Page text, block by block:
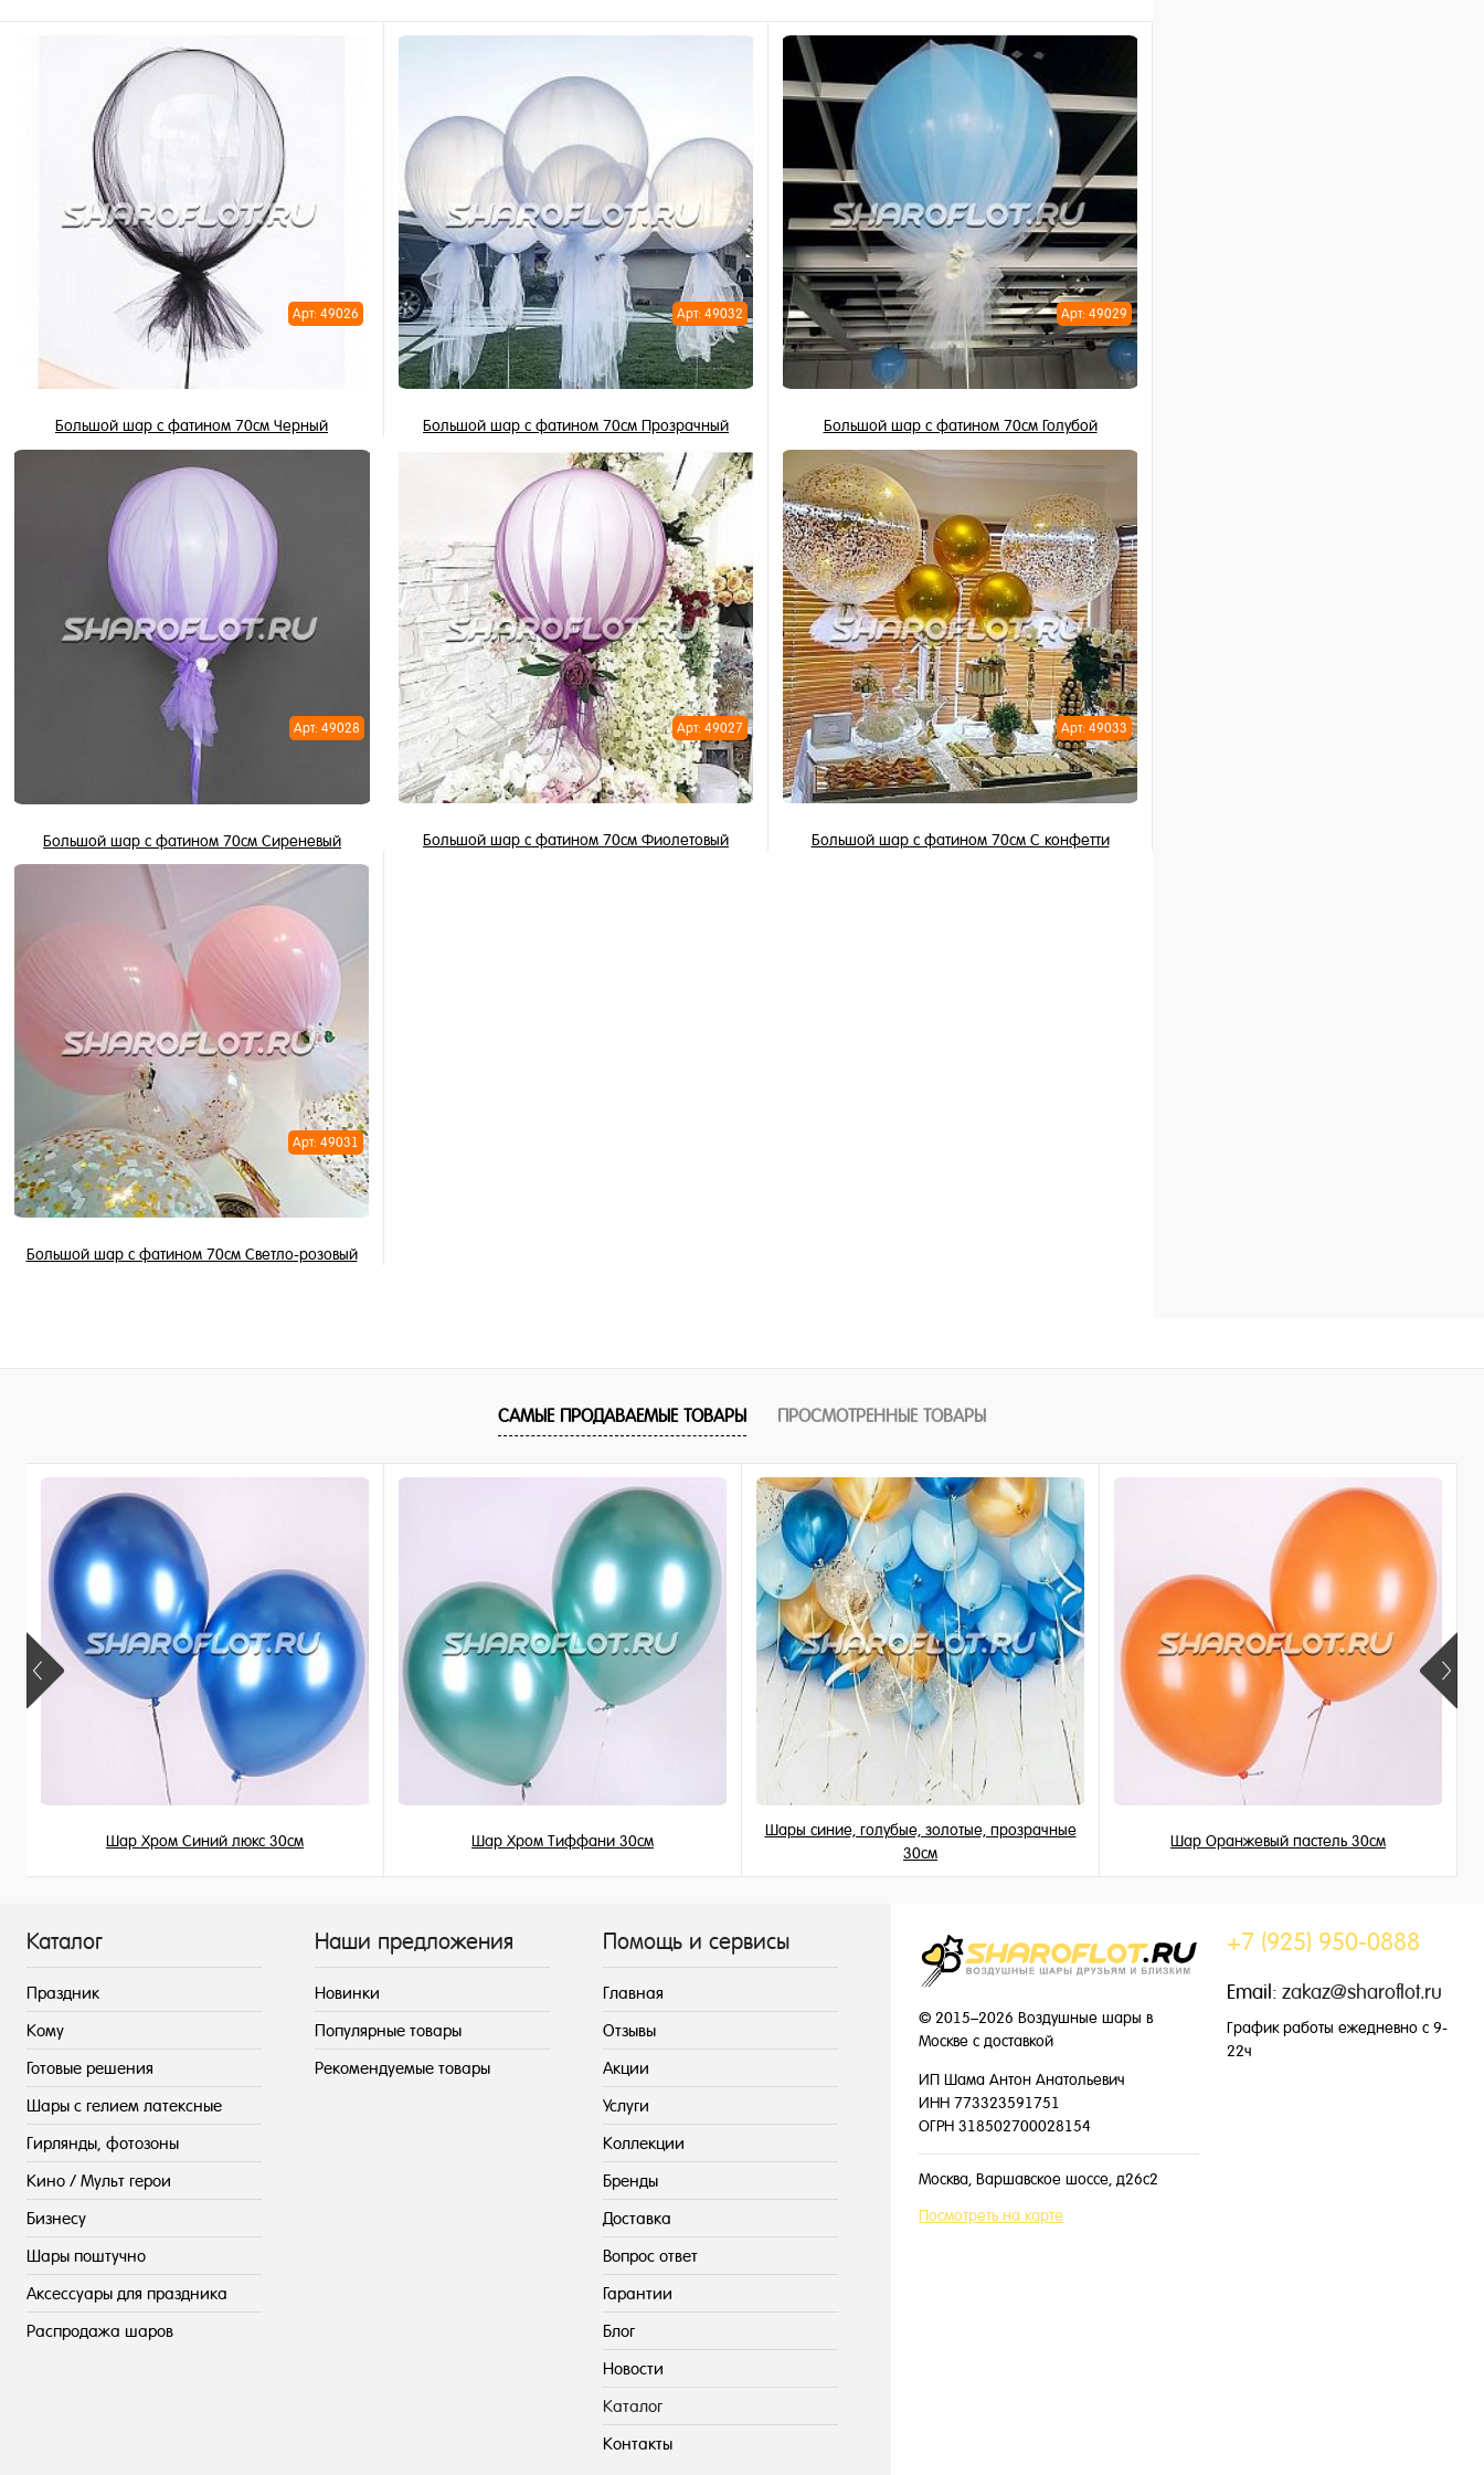
Арт: 49026
Большой шар с фатином 70см Черный
2 490 ₽ / шт
В корзину
Купить в 1 клик
В избранное
Арт: 49032
Большой шар с фатином 70см Прозрачный
2 490 ₽ / шт
В корзину
Купить в 1 клик
В избранное
В наличии
Арт: 49029
Большой шар с фатином 70см Голубой
2 490 ₽
В корзину
Купить в 1 клик
В избранное
В наличии
Арт: 49028
Большой шар с фатином 70см Сиреневый
2 490 ₽ / шт
В корзину
Купить в 1 клик
В избранное
В наличии
Арт: 49027
Большой шар с фатином 70см Фиолетовый
Арт: 49033
Большой шар с фатином 70см С конфетти
Арт: 49031
Большой шар с фатином 70см Светло-розовый
В избранное
В наличии
САМЫЕ ПРОДАВАЕМЫЕ ТОВАРЫ ПРОСМОТРЕННЫЕ ТОВАРЫ
Шар Хром Синий люкс 30см Шар Хром Тиффани 30см
Шары синие, голубые, золотые, прозрачные
30см
Шар Оранжевый пастель 30см
Каталог
Праздник
Кому
Готовые решения
Шары с гелием латексные
Гирлянды, фотозоны
Кино / Мульт герои
Бизнесу
Шары поштучно
Аксессуары для праздника
Распродажа шаров
Наши предложения
Новинки
Популярные товары
Рекомендуемые товары
Помощь и сервисы
Главная
Отзывы
Акции
Услуги
Коллекции
Бренды
Доставка
Вопрос ответ
Гарантии
Блог
Новости
Каталог
Контакты
© 2015–2026 Воздушные шары в
Москве с доставкой
ИП Шама Антон Анатольевич
ИНН 773323591751
ОГРН 318502700028154
Москва, Варшавское шоссе, д26с2
Посмотреть на карте
+7 (925) 950-0888
Email: zakaz@sharoflot.ru
График работы ежедневно с 9-
22ч